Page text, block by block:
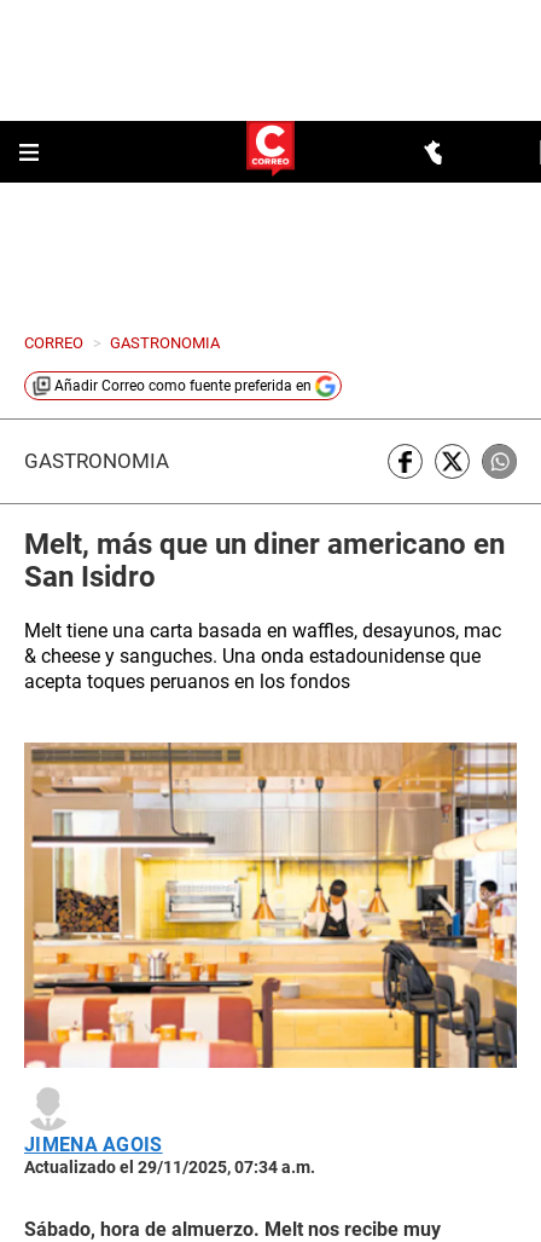
CORREO > GASTRONOMIA
Añadir Correo como fuente preferida en
GASTRONOMÍA
Melt, más que un diner americano en
San Isidro
Melt tiene una carta basada en waffles, desayunos, mac
& cheese y sanguches. Una onda estadounidense que
acepta toques peruanos en los fondos
JIMENA AGOIS
Actualizado el 29/11/2025, 07:34 a.m.
Sábado, hora de almuerzo. Melt nos recibe muy